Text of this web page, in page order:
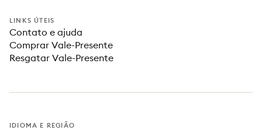
LINKS ÚTEIS
Contato e ajuda
Comprar Vale-Presente
Resgatar Vale-Presente
IDIOMA E REGIÃO